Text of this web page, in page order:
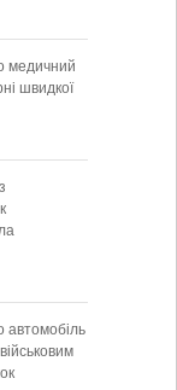
медичний
швидкої
автомобіль